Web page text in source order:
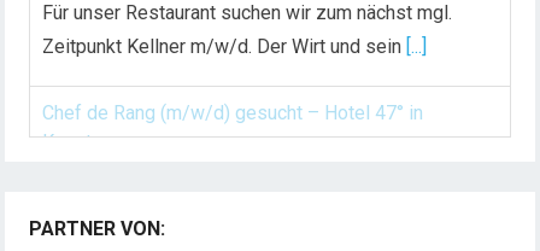
Für unser Restaurant suchen wir zum nächst mgl.
Zeitpunkt Kellner m/w/d. Der Wirt und sein [...]
Chef de Rang (m/w/d) gesucht – Hotel 47° in
Konstanz
(m/w/d) Du bist Gastgeber aus Leidenschaft und